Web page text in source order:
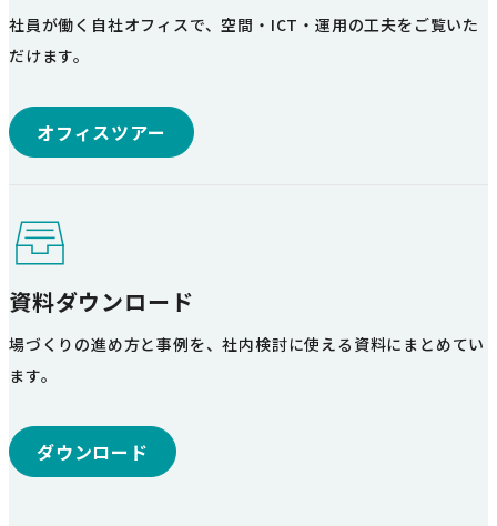
社員が働く自社オフィスで、空間・ICT・運用の工夫をご覧いた
だけます。
オフィスツアー
資料ダウンロード
場づくりの進め方と事例を、社内検討に使える資料にまとめてい
ます。
ダウンロード